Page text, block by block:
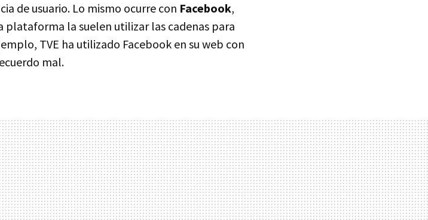
de usuario. Lo mismo ocurre con Facebook,
plataforma la suelen utilizar las cadenas para
TVE ha utilizado Facebook en su web con
mal.